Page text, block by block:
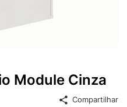
Module Cinza
Compartilhar